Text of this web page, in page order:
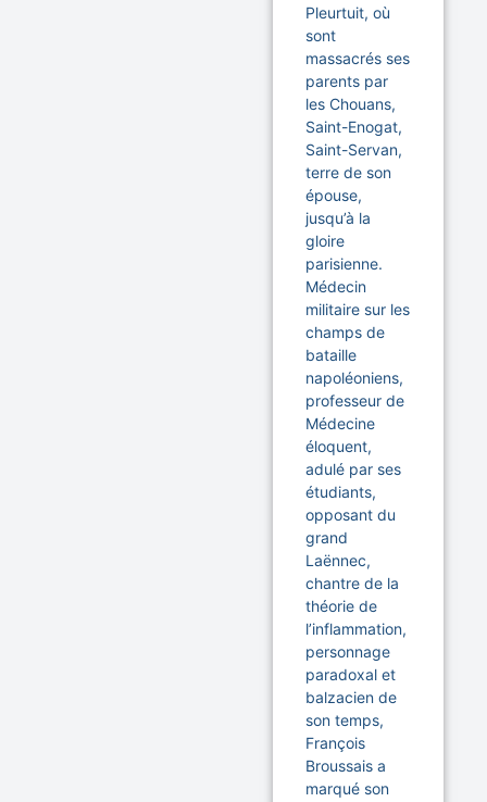
Pleurtuit, où
sont
massacrés ses
parents par
les Chouans,
Saint-Enogat,
Saint-Servan,
terre de son
épouse,
jusqu’à la
gloire
parisienne.
Médecin
militaire sur les
champs de
bataille
napoléoniens,
professeur de
Médecine
éloquent,
adulé par ses
étudiants,
opposant du
grand
Laënnec,
chantre de la
théorie de
l’inflammation,
personnage
paradoxal et
balzacien de
son temps,
François
Broussais a
marqué son